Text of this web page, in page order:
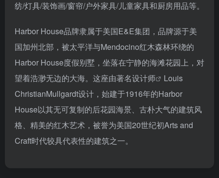
纺/灯具/装饰画/窗帘/户外家具/儿童家具和厨房用品等。
Harbor House品牌隶属于美国E&E集团，品牌源于美
国加州北部，被太平洋与Mendocino红木森林环绕的
Harbor House度假别墅，坐落在宁静的海滩花园上，对
望着浩渺无边的大海。这座由著名设计师
Louis
ChristianMullgardt设计，始建于1916年的Harbor
House以其无可复制的后花园海景、古朴大气的建筑风
格、精美的红木艺术，被誉为美国20世纪初Arts and
Craft时代较具代表性的建筑之一。